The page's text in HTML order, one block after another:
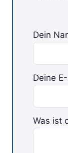
Dein
Deine
Bitte
Was ist